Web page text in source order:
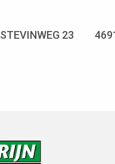
STEVINWEG 23